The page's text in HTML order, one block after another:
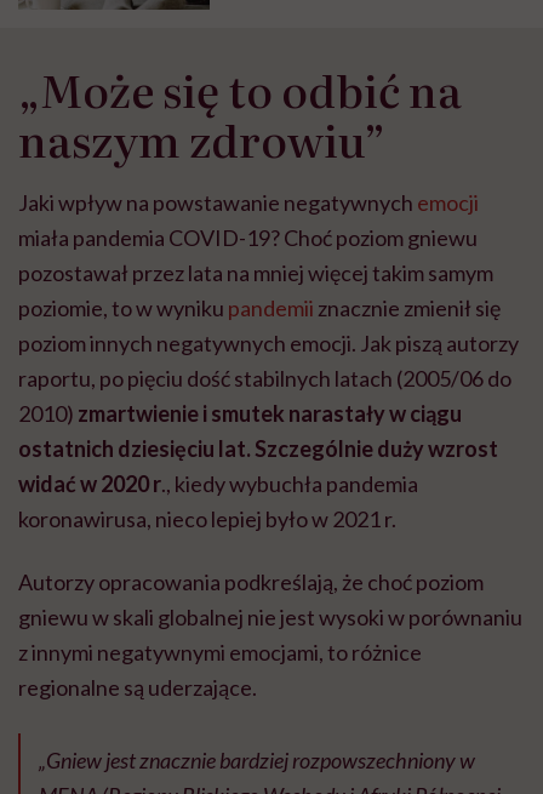
„Może się to odbić na
naszym zdrowiu”
Jaki wpływ na powstawanie negatywnych emocji
miała pandemia COVID-19? Choć poziom gniewu
pozostawał przez lata na mniej więcej takim samym
poziomie, to w wyniku pandemii znacznie zmienił się
poziom innych negatywnych emocji. Jak piszą autorzy
raportu, po pięciu dość stabilnych latach (2005/06 do
2010) zmartwienie i smutek narastały w ciągu
ostatnich dziesięciu lat. Szczególnie duży wzrost
widać w 2020 r., kiedy wybuchła pandemia
koronawirusa, nieco lepiej było w 2021 r.
Autorzy opracowania podkreślają, że choć poziom
gniewu w skali globalnej nie jest wysoki w porównaniu
z innymi negatywnymi emocjami, to różnice
regionalne są uderzające.
„Gniew jest znacznie bardziej rozpowszechniony w